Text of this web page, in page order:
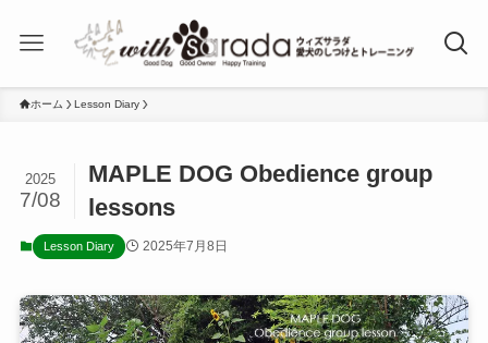
ホーム Lesson Diary
MAPLE DOG Obedience group
lessons
2025
7/08
Lesson Diary 2025年7月8日